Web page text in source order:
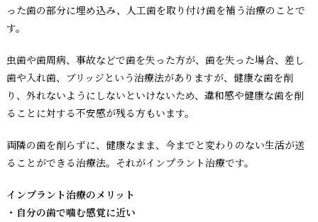
った歯の部分に埋め込み、人工歯を取り付け歯を補う治療のことで
す。
虫歯や歯周病、事故などで歯を失った方が、歯を失った場合、差し
歯や入れ歯、ブリッジという治療法がありますが、健康な歯を削
り、外れないようにしないといけないため、違和感や健康な歯を削
ることに対する不安感が残る方もいます。
両隣の歯を削らずに、健康なまま、今までと変わりのない生活が送
ることができる治療法。それがインプラント治療です。
インプラント治療のメリット
・自分の歯で噛む感覚に近い